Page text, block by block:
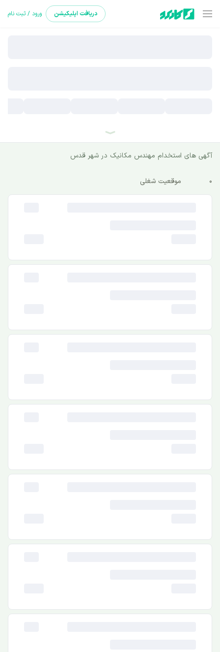
دریافت اپلیکیشن ورود / ثبت نام
آگهی های استخدام مهندس مکانیک در شهر قدس
0 موقعیت شغلی